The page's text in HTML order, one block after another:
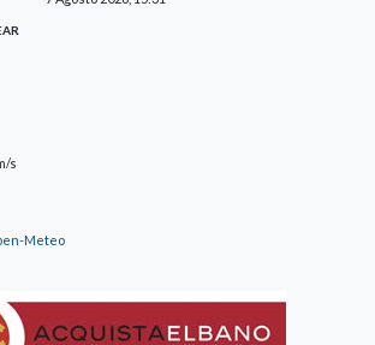
s
Meteo